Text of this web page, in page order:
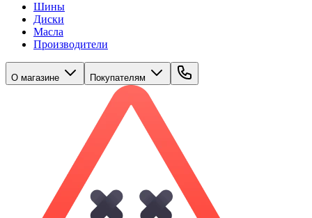
Шины
Диски
Масла
Производители
О магазине Покупателям